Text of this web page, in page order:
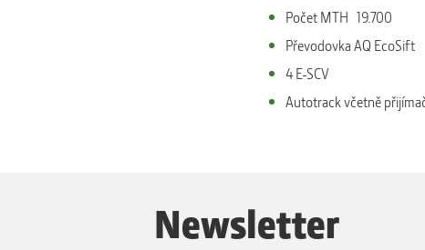
Počet MTH 19.700
Převodovka AQ EcoSift
4 E-SCV
Autotrack včetně
Newsletter